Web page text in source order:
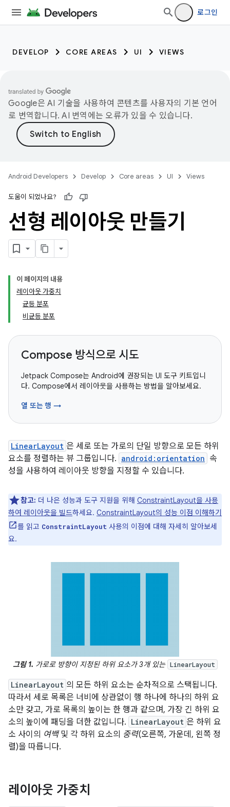
로그인
DEVELOP CORE AREAS UI VIEWS
Google은 AI 기술을 사용하여 콘텐츠를 사용자의 기본 언어
로 번역합니다. AI 번역에는 오류가 있을 수 있습니다.
Android Developers Develop Core areas UI Views
도움이 되었나요?
선형 레이아웃 만들기
이 페이지의 내용
레이아웃 가중치
균등 분포
비균등 분포
Compose 방식으로 시도
Jetpack Compose는 Android에 권장되는 UI 도구 키트입니
다. Compose에서 레이아웃을 사용하는 방법을 알아보세요.
열 또는 행 →
LinearLayout 은 세로 또는 가로의 단일 방향으로 모든 하위
요소를 정렬하는 뷰 그룹입니다. android:orientation 속
성을 사용하여 레이아웃 방향을 지정할 수 있습니다.
참고: 더 나은 성능과 도구 지원을 위해 ConstraintLayout을 사용
하여 레이아웃을 빌드하세요. ConstraintLayout의 성능 이점 이해하기
를 읽고 ConstraintLayout 사용의 이점에 대해 자세히 알아보세
요.
그림 1. 가로로 방향이 지정된 하위 요소가 3개 있는 LinearLayout
LinearLayout 의 모든 하위 요소는 순차적으로 스택됩니다.
따라서 세로 목록은 너비에 상관없이 행 하나에 하나의 하위 요
소만 갖고, 가로 목록의 높이는 한 행과 같으며, 가장 긴 하위 요
소의 높이에 패딩을 더한 값입니다. LinearLayout 은 하위 요
소 사이의 여백및 각 하위 요소의 중력(오른쪽, 가운데, 왼쪽 정
렬)을 따릅니다.
레이아웃 가중치